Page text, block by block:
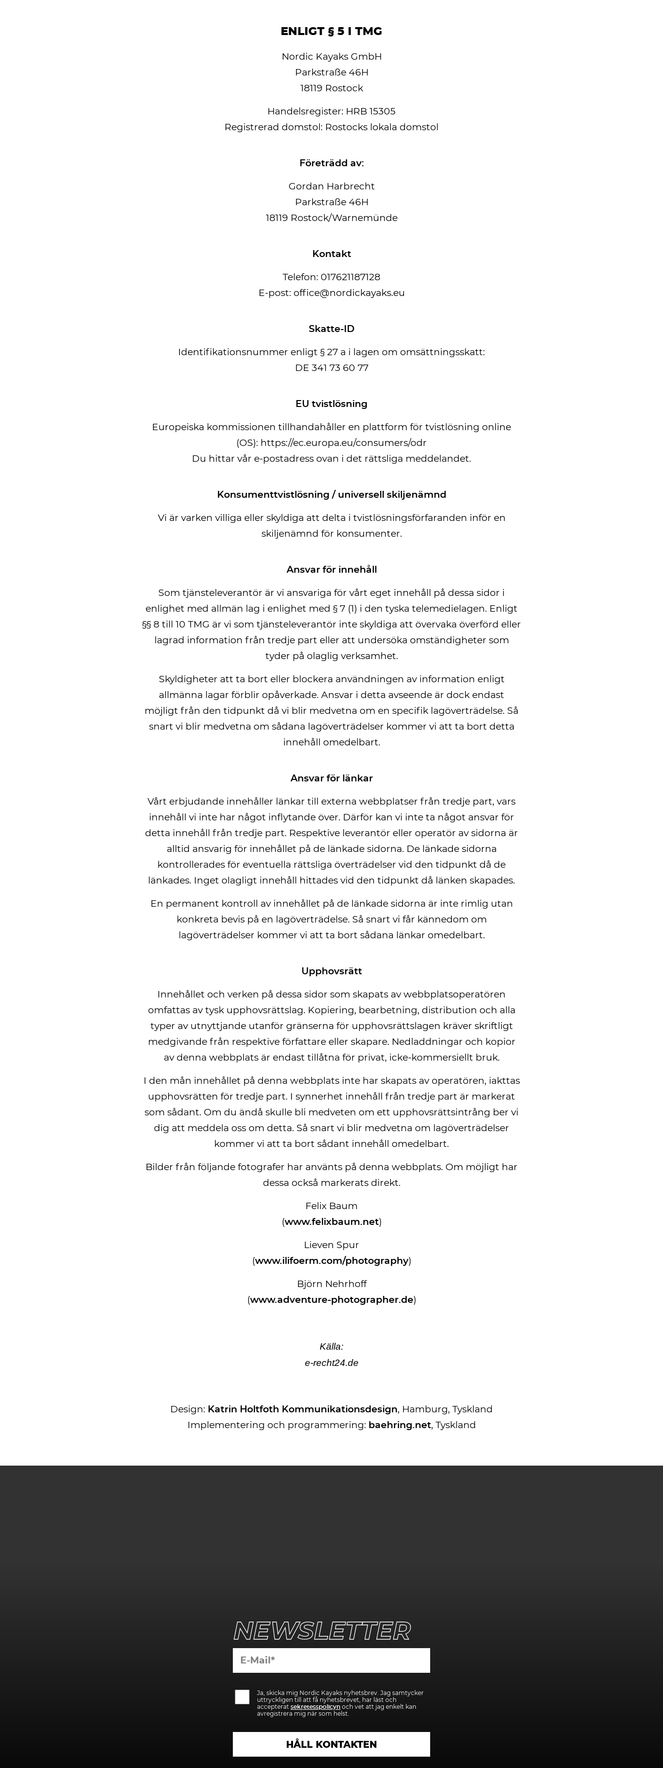
ENLIGT § 5 I TMG
Nordic Kayaks GmbH
Parkstraße 46H
18119 Rostock
Handelsregister: HRB 15305
Registrerad domstol: Rostocks lokala domstol
Företrädd av:
Gordan Harbrecht
Parkstraße 46H
18119 Rostock/Warnemünde
Kontakt
Telefon: 017621187128
E-post: office@nordickayaks.eu
Skatte-ID
Identifikationsnummer enligt § 27 a i lagen om omsättningsskatt:
DE 341 73 60 77
EU tvistlösning
Europeiska kommissionen tillhandahåller en plattform för tvistlösning online
(OS): https://ec.europa.eu/consumers/odr
Du hittar vår e-postadress ovan i det rättsliga meddelandet.
Konsumenttvistlösning / universell skiljenämnd
Vi är varken villiga eller skyldiga att delta i tvistlösningsförfaranden inför en
skiljenämnd för konsumenter.
Ansvar för innehåll
Som tjänsteleverantör är vi ansvariga för vårt eget innehåll på dessa sidor i
enlighet med allmän lag i enlighet med § 7 (1) i den tyska telemedielagen. Enligt
§§ 8 till 10 TMG är vi som tjänsteleverantör inte skyldiga att övervaka överförd eller
lagrad information från tredje part eller att undersöka omständigheter som
tyder på olaglig verksamhet.
Skyldigheter att ta bort eller blockera användningen av information enligt
allmänna lagar förblir opåverkade. Ansvar i detta avseende är dock endast
möjligt från den tidpunkt då vi blir medvetna om en specifik lagöverträdelse. Så
snart vi blir medvetna om sådana lagöverträdelser kommer vi att ta bort detta
innehåll omedelbart.
Ansvar för länkar
Vårt erbjudande innehåller länkar till externa webbplatser från tredje part, vars
innehåll vi inte har något inflytande över. Därför kan vi inte ta något ansvar för
detta innehåll från tredje part. Respektive leverantör eller operatör av sidorna är
alltid ansvarig för innehållet på de länkade sidorna. De länkade sidorna
kontrollerades för eventuella rättsliga överträdelser vid den tidpunkt då de
länkades. Inget olagligt innehåll hittades vid den tidpunkt då länken skapades.
En permanent kontroll av innehållet på de länkade sidorna är inte rimlig utan
konkreta bevis på en lagöverträdelse. Så snart vi får kännedom om
lagöverträdelser kommer vi att ta bort sådana länkar omedelbart.
Upphovsrätt
Innehållet och verken på dessa sidor som skapats av webbplatsoperatören
omfattas av tysk upphovsrättslag. Kopiering, bearbetning, distribution och alla
typer av utnyttjande utanför gränserna för upphovsrättslagen kräver skriftligt
medgivande från respektive författare eller skapare. Nedladdningar och kopior
av denna webbplats är endast tillåtna för privat, icke-kommersiellt bruk.
I den mån innehållet på denna webbplats inte har skapats av operatören, iakttas
upphovsrätten för tredje part. I synnerhet innehåll från tredje part är markerat
som sådant. Om du ändå skulle bli medveten om ett upphovsrättsintrång ber vi
dig att meddela oss om detta. Så snart vi blir medvetna om lagöverträdelser
kommer vi att ta bort sådant innehåll omedelbart.
Bilder från följande fotografer har använts på denna webbplats. Om möjligt har
dessa också markerats direkt.
Felix Baum
(www.felixbaum.net)
Lieven Spur
(www.ilifoerm.com/photography)
Björn Nehrhoff
(www.adventure-photographer.de)
Källa:
e-recht24.de
Design: Katrin Holtfoth Kommunikationsdesign, Hamburg, Tyskland
Implementering och programmering: baehring.net, Tyskland
NEWSLETTER
lasse
Feld
Ja, skicka mig Nordic Kayaks nyhetsbrev. Jag samtycker
uttryckligen till att få nyhetsbrevet, har läst och
accepteratsekretesspolicyn och vet att jag enkelt kan
avregistrera mig när som helst.